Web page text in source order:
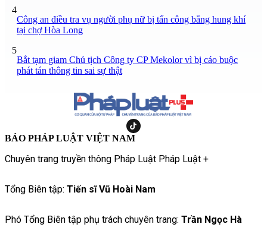
4
Công an điều tra vụ người phụ nữ bị tấn công bằng hung khí
tại chợ Hòa Long
5
Bắt tạm giam Chủ tịch Công ty CP Mekolor vì bị cáo buộc
phát tán thông tin sai sự thật
BÁO PHÁP LUẬT VIỆT NAM
Chuyên trang truyền thông Pháp Luật Pháp Luật +
Tổng Biên tập: Tiến sĩ Vũ Hoài Nam
Phó Tổng Biên tập phụ trách chuyên trang: Trần Ngọc Hà